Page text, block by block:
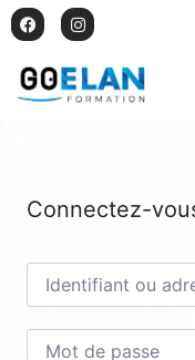
Connectez-